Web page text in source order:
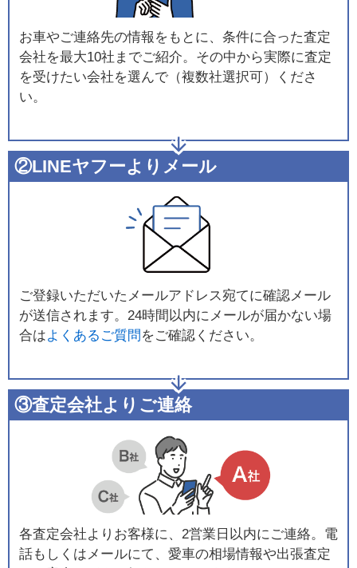
お車やご連絡先の情報をもとに、条件に合った査定
会社を最大10社までご紹介。その中から実際に査定
を受けたい会社を選んで（複数社選択可）くださ
い。
②LINEヤフーよりメール
ご登録いただいたメールアドレス宛てに確認メール
が送信されます。24時間以内にメールが届かない場
合はよくあるご質問 をご確認ください。
③査定会社よりご連絡
各査定会社よりお客様に、2営業日以内にご連絡。電
話もしくはメールにて、愛車の相場情報や出張査定